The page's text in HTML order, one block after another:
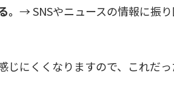
。→ SNSやニュースの情報に振
じにくくなりますので、これだ